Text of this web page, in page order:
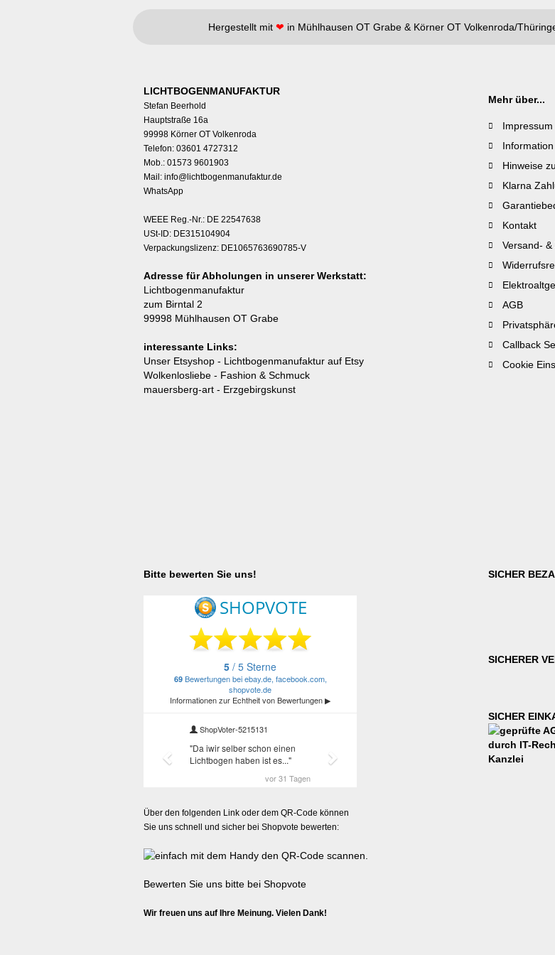
Hergestellt mit ❤ in Mühlhausen OT Grabe & Körner OT Volkenroda/
LICHTBOGENMANUFAKTUR
Stefan Beerhold
Hauptstraße 16a
99998 Körner OT Volkenroda
Telefon: 03601 4727312
Mob.: 01573 9601903
Mail: info@lichtbogenmanufaktur.de
WhatsApp
WEEE Reg.-Nr.: DE 22547638
USt-ID: DE315104904
Verpackungslizenz: DE1065763690785-V
Adresse für Abholungen in unserer Werkstatt:
Lichtbogenmanufaktur
zum Birntal 2
99998 Mühlhausen OT Grabe
interessante Links:
Unser Etsyshop - Lichtbogenmanufaktur auf Etsy
Wolkenlosliebe - Fashion & Schmuck
mauersberg-art - Erzgebirgskunst
Mehr über...
Impressum
Hinweise
Klarna
Kontakt
Versand-
AGB
Callback
Cookie
Bitte bewerten Sie uns!
Über den folgenden Link oder dem QR-Code können
Sie uns schnell und sicher bei Shopvote bewerten:
Bewerten Sie uns bitte bei Shopvote
Wir freuen uns auf Ihre Meinung. Vielen Dank!
SICHER
SICHERER
SICHER